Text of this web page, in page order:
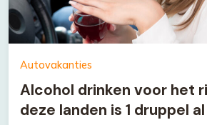
Autovakanties
Alcohol drinken voor het
deze landen is 1 druppel